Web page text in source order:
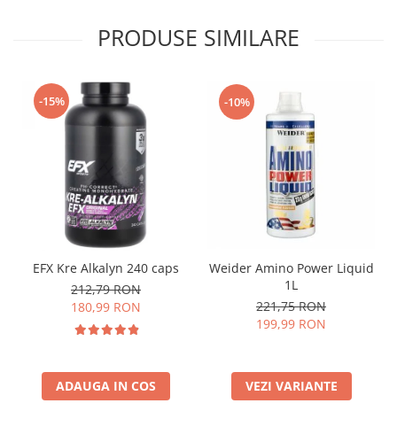
PRODUSE SIMILARE
-15%
EFX Kre Alkalyn 240 caps
212,79 RON
180,99 RON
ADAUGA IN COS
-10%
Weider Amino Power Liquid
1L
221,75 RON
199,99 RON
VEZI VARIANTE